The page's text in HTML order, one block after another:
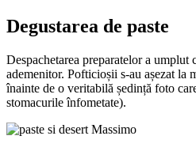
Degustarea de paste
Despachetarea preparatelor a umplut
ademenitor. Pofticioșii s-au așezat la
înainte de o veritabilă ședință foto
stomacurile înfometate).